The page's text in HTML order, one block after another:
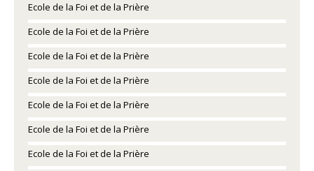
Ecole de la Foi et de la Prière
Ecole de la Foi et de la Prière
Ecole de la Foi et de la Prière
Ecole de la Foi et de la Prière
Ecole de la Foi et de la Prière
Ecole de la Foi et de la Prière
Ecole de la Foi et de la Prière